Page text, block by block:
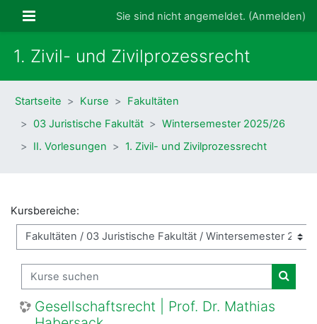
Website-ÜbersichtSie sind nicht angemeldet. (Anmelden)
1. Zivil- und Zivilprozessrecht
Startseite Kurse
Fakultäten
03 Juristische Fakultät
Wintersemester 2025/26
II. Vorlesungen
1. Zivil- und Zivilprozessrecht
Kursbereiche:
Kurse suchen
Kurse
Gesellschaftsrecht | Prof. Dr. Mathias